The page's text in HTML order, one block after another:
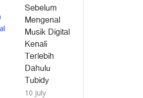
Sebelum
Mengenal
Musik Digital
Kenali
Terlebih
Dahulu
Tubidy
10 July